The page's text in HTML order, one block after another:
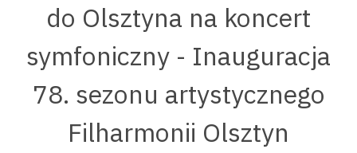
do Olsztyna na koncert
symfoniczny - Inauguracja
78. sezonu artystycznego
Filharmonii Olsztyn